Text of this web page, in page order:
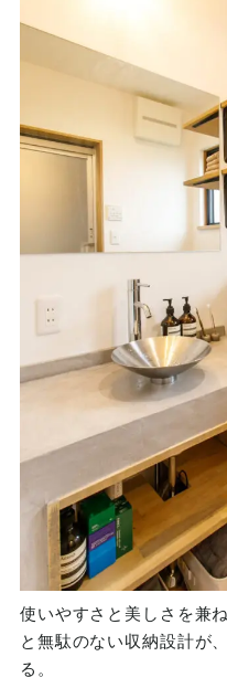
使いやすさと美しさを兼
と無駄のない収納設計が
る。